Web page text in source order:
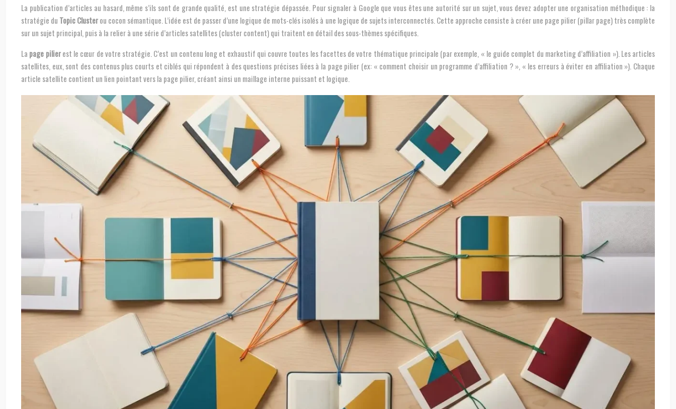
La publication d’articles au hasard, même s’ils sont de grande qualité, est une stratégie dépassée. Pour signaler à Google que vous êtes une autorité sur un sujet, vous devez adopter une organisation méthodique : la
stratégie du Topic Clusterou cocon sémantique. L’idée est de passer d’une logique de mots-clés isolés à une logique de sujets interconnectés. Cette approche consiste à créer une page pilier (pillar page) très complète
sur un sujet principal, puis à la relier à une série d’articles satellites (cluster content) qui traitent en détail des sous-thèmes spécifiques.
La page pilierest le cœur de votre stratégie. C’est un contenu long et exhaustif qui couvre toutes les facettes de votre thématique principale (par exemple, « le guide complet du marketing d’affiliation »). Les articles
satellites, eux, sont des contenus plus courts et ciblés qui répondent à des questions précises liées à la page pilier (ex: « comment choisir un programme d’affiliation ? », « les erreurs à éviter en affiliation »). Chaque
article satellite contient un lien pointant vers la page pilier, créant ainsi un maillage interne puissant et logique.